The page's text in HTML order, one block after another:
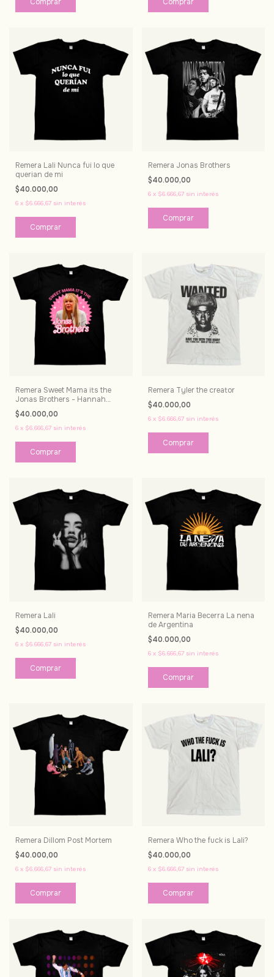
Remera Lali Nunca fui lo que
querian de mi
$40.000,00
6 x $6.666,67 sin interés
Comprar
Remera Jonas Brothers
$40.000,00
6 x $6.666,67 sin interés
Comprar
Remera Sweet Mama its the
Jonas Brothers - Hannah
Montana
$40.000,00
6 x $6.666,67 sin interés
Comprar
Remera Tyler the creator
$40.000,00
6 x $6.666,67 sin interés
Comprar
Remera Lali
$40.000,00
6 x $6.666,67 sin interés
Comprar
Remera Maria Becerra La nena
de Argentina
$40.000,00
6 x $6.666,67 sin interés
Comprar
Remera Dillom Post Mortem
$40.000,00
6 x $6.666,67 sin interés
Comprar
Remera Who the fuck is Lali?
$40.000,00
6 x $6.666,67 sin interés
Comprar